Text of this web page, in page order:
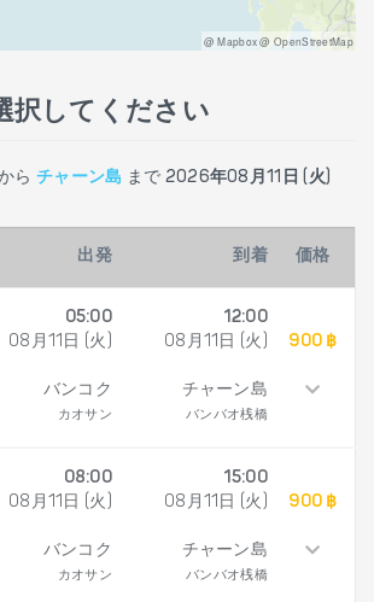
@ Mapbox @ OpenStreetMap
択してください
ら チャーン島 まで 2026年08月11日 (火)
出発 到着 価格
05:00
08月11日 (火)
バンコク
カオサン
12:00
08月11日 (火)
チャーン島
バンバオ桟橋
900 ฿
08:00
08月11日 (火)
バンコク
カオサン
15:00
08月11日 (火)
チャーン島
バンバオ桟橋
900 ฿